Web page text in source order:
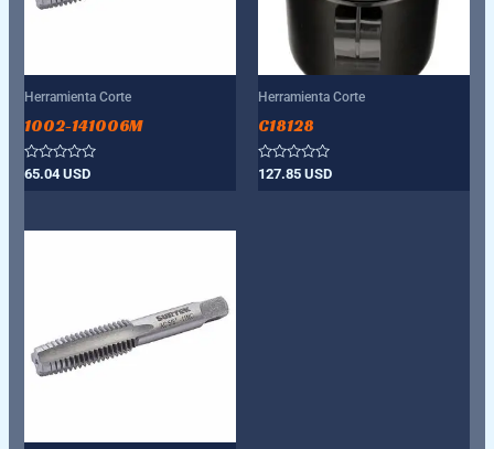
Herramienta Corte
1002-141006M
Valorado
65.04USD
Herramienta Corte
C18128
Valorado
127.85 USD